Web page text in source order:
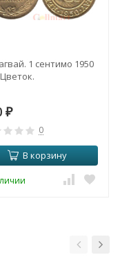
1 сентимо 1950
₽
0
В корзину